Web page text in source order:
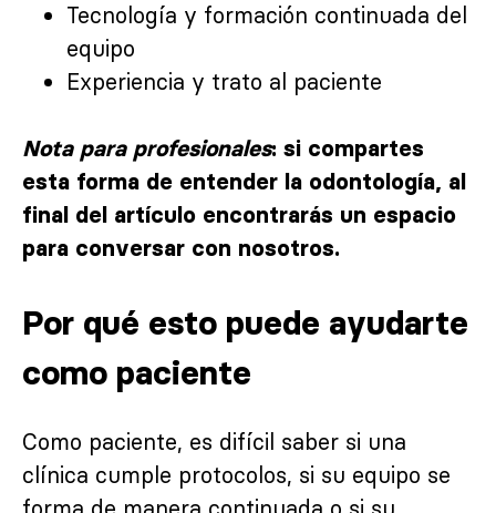
Tecnología y formación continuada del
equipo
Experiencia y trato al paciente
Nota para profesionales: si compartes
esta forma de entender la odontología, al
final del artículo encontrarás un espacio
para conversar con nosotros.
Por qué esto puede ayudarte
como paciente
Como paciente, es difícil saber si una
clínica cumple protocolos, si su equipo se